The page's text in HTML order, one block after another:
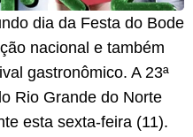
dia da Festa do Bode
nacional e também
gastronômico. A 23ª
Rio Grande do Norte
esta sexta-feira (11).